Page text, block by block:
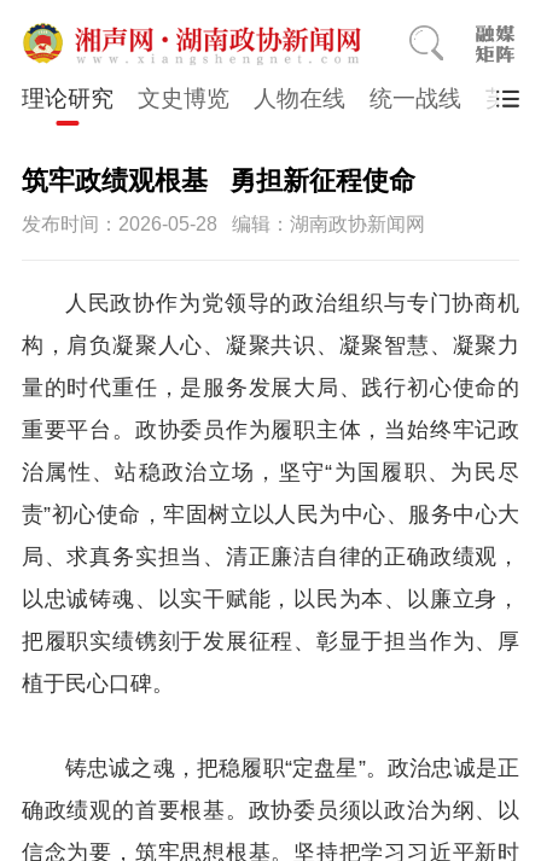
理论研究 文史博览 人物在线 统一战线 芙蓉
筑牢政绩观根基 勇担新征程使命
发布时间：2026-05-28 编辑：湖南政协新闻网
人民政协作为党领导的政治组织与专门协商机
构，肩负凝聚人心、凝聚共识、凝聚智慧、凝聚力
量的时代重任，是服务发展大局、践行初心使命的
重要平台。政协委员作为履职主体，当始终牢记政
治属性、站稳政治立场，坚守“为国履职、为民尽
责”初心使命，牢固树立以人民为中心、服务中心大
局、求真务实担当、清正廉洁自律的正确政绩观，
以忠诚铸魂、以实干赋能，以民为本、以廉立身，
把履职实绩镌刻于发展征程、彰显于担当作为、厚
植于民心口碑。
铸忠诚之魂，把稳履职“定盘星”。政治忠诚是正
确政绩观的首要根基。政协委员须以政治为纲、以
信念为要，筑牢思想根基。坚持把学习习近平新时